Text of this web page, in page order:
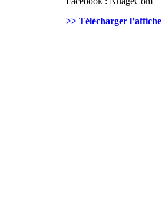
>> Télécharger l’affiche